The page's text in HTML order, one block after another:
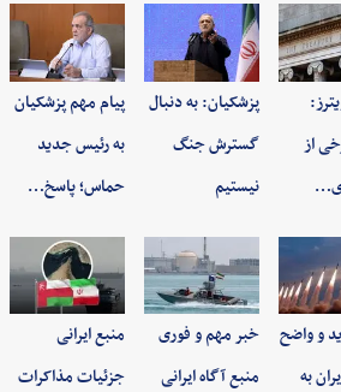
از
پزشکیان: به‌ دنبال
گسترش جنگ
نیستیم
پیام مهم پزشکیان
به رئیس جدید
حماس؛ پاسخ…
و واضح
به
خبر مهم و فوری
منبع آگاه ایرانی
منبع ایرانی
جزئیات مذاکرات